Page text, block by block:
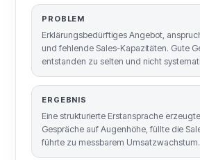
PROBLEM
Erklärungsbedürftiges Angebot,
und fehlende Sales-Kapazitäten. Gute
entstanden zu selten und nicht
ERGEBNIS
Eine strukturierte Erstansprache
Gespräche auf Augenhöhe, füllte die
führte zu messbarem Umsatzwachstum.